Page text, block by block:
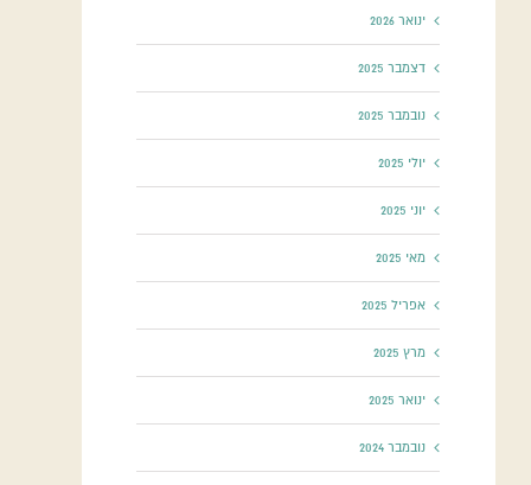
ינואר 2026
דצמבר 2025
נובמבר 2025
יולי 2025
יוני 2025
מאי 2025
אפריל 2025
מרץ 2025
ינואר 2025
נובמבר 2024